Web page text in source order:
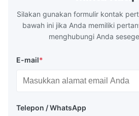
Silakan gunakan formulir kontak
bawah ini jika Anda memiliki
menghubungi Anda
E-mail*
Telepon / WhatsApp